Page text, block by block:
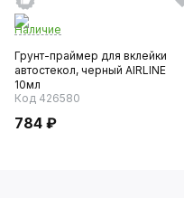
Наличие
Грунт-праймер для вклейки
автостекол, черный AIRLINE
10мл
Код 426580
784 ₽